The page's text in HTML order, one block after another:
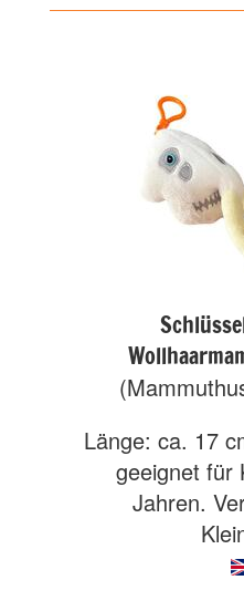
Länge: ca. 17
geeignet für
Jahren.